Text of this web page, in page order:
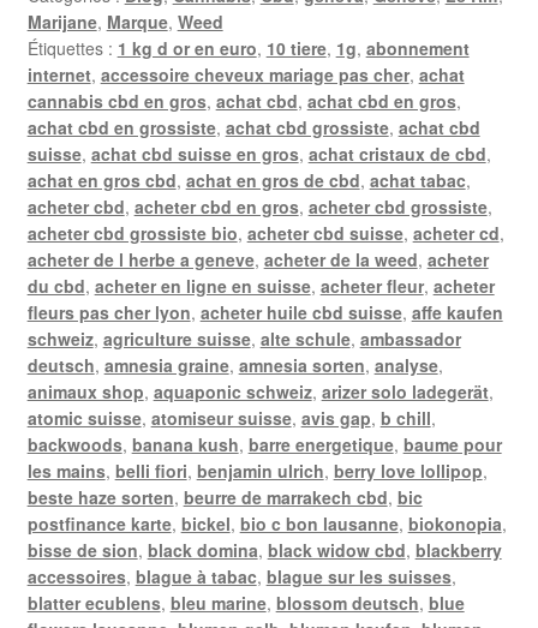
Marijane, Marque, Weed
Étiquettes : 1 kg d or en euro, 10 tiere, 1g, abonnement
internet, accessoire cheveux mariage pas cher, achat
cannabis cbd en gros, achat cbd, achat cbd en gros,
achat cbd en grossiste, achat cbd grossiste, achat cbd
suisse, achat cbd suisse en gros, achat cristaux de cbd,
achat en gros cbd, achat en gros de cbd, achat tabac,
acheter cbd, acheter cbd en gros, acheter cbd grossiste,
acheter cbd grossiste bio, acheter cbd suisse, acheter cd,
acheter de l herbe a geneve, acheter de la weed, acheter
du cbd, acheter en ligne en suisse, acheter fleur, acheter
fleurs pas cher lyon, acheter huile cbd suisse, affe kaufen
schweiz, agriculture suisse, alte schule, ambassador
deutsch, amnesia graine, amnesia sorten, analyse,
animaux shop, aquaponic schweiz, arizer solo ladegerät,
atomic suisse, atomiseur suisse, avis gap, b chill,
backwoods, banana kush, barre energetique, baume pour
les mains, belli fiori, benjamin ulrich, berry love lollipop,
beste haze sorten, beurre de marrakech cbd, bic
postfinance karte, bickel, bio c bon lausanne, biokonopia,
bisse de sion, black domina, black widow cbd, blackberry
accessoires, blague à tabac, blague sur les suisses,
blatter ecublens, bleu marine, blossom deutsch, blue